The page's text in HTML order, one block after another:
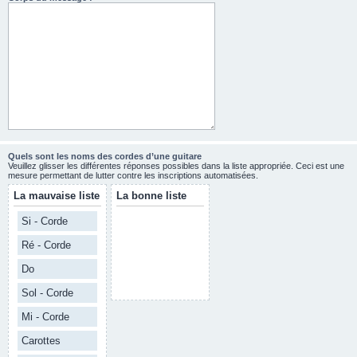
Quels sont les noms des cordes d’une guitare
Veuillez glisser les différentes réponses possibles dans la liste appropriée. Ceci est une
mesure permettant de lutter contre les inscriptions automatisées.
La mauvaise liste
Si - Corde
Ré - Corde
Do
Sol - Corde
Mi - Corde
Carottes
La bonne liste